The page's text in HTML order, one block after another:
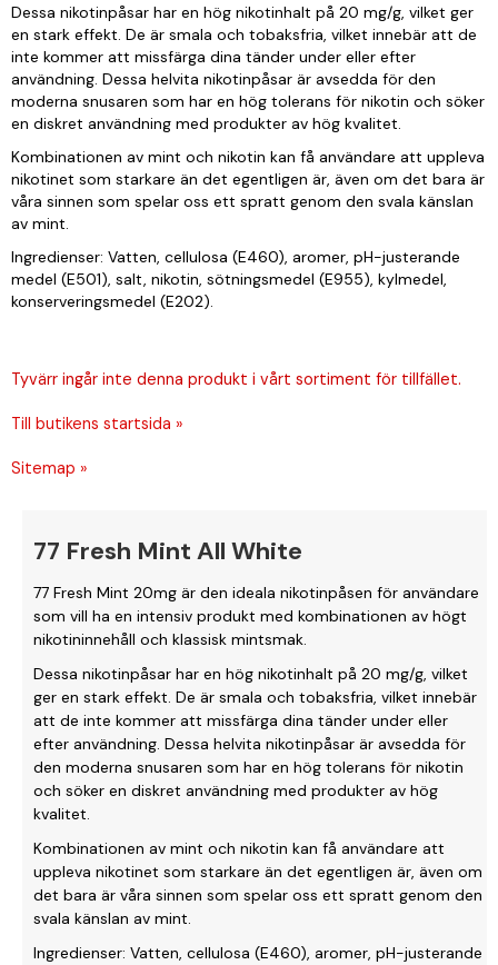
Dessa nikotinpåsar har en hög nikotinhalt på 20 mg/g, vilket ger
en stark effekt. De är smala och tobaksfria, vilket innebär att de
inte kommer att missfärga dina tänder under eller efter
användning. Dessa helvita nikotinpåsar är avsedda för den
moderna snusaren som har en hög tolerans för nikotin och söker
en diskret användning med produkter av hög kvalitet.
Kombinationen av mint och nikotin kan få användare att uppleva
nikotinet som starkare än det egentligen är, även om det bara är
våra sinnen som spelar oss ett spratt genom den svala känslan
av mint.
Ingredienser: Vatten, cellulosa (E460), aromer, pH-justerande
medel (E501), salt, nikotin, sötningsmedel (E955), kylmedel,
konserveringsmedel (E202).
Tyvärr ingår inte denna produkt i vårt sortiment för tillfället.
Till butikens startsida »
Sitemap »
77 Fresh Mint All White
77 Fresh Mint 20mg är den ideala nikotinpåsen för användare
som vill ha en intensiv produkt med kombinationen av högt
nikotininnehåll och klassisk mintsmak.
Dessa nikotinpåsar har en hög nikotinhalt på 20 mg/g, vilket
ger en stark effekt. De är smala och tobaksfria, vilket innebär
att de inte kommer att missfärga dina tänder under eller
efter användning. Dessa helvita nikotinpåsar är avsedda för
den moderna snusaren som har en hög tolerans för nikotin
och söker en diskret användning med produkter av hög
kvalitet.
Kombinationen av mint och nikotin kan få användare att
uppleva nikotinet som starkare än det egentligen är, även om
det bara är våra sinnen som spelar oss ett spratt genom den
svala känslan av mint.
Ingredienser: Vatten, cellulosa (E460), aromer, pH-justerande